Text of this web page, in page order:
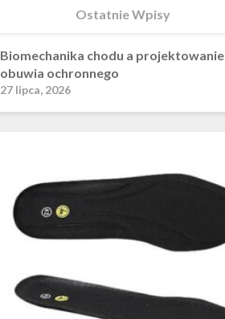
Ostatnie Wpisy
Biomechanika chodu a projektowanie
obuwia ochronnego
27 lipca, 2026